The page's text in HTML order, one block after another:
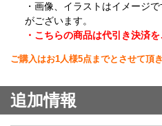
・画像、イラストはイメージ
がございます。
・こちらの商品は代引き決済
ご購入はお1人様5点までとさせて頂き
追加情報